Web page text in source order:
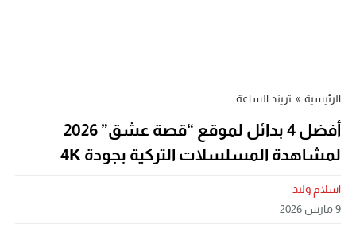
الرئيسية » تريند الساعة
أفضل 4 بدائل لموقع “قصة عشق” 2026
لمشاهدة المسلسلات التركية بجودة 4K
اسلام وليد
9 مارس 2026